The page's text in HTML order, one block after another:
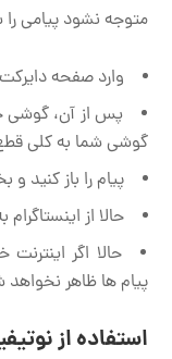
متوجه نشود پیامی
وارد صفحه
پس از آن، گوشی
گوشی شما به کلی
پیام را باز کنید و
حالا از
حالا اگر
پیام ها ظاهر
استفاده از